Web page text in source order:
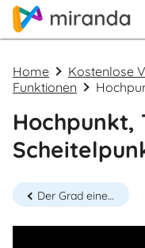
Home Kostenlose
Funktionen
Hochpunkt,
Der Grad einer Polynomfunktion